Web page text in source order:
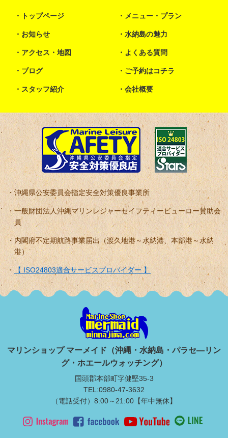
トップページ メニュー・プラン
お知らせ 水納島の魅力
アクセス・地図 よくある質問
ブログ ご予約はコチラ
スタッフ紹介 会社概要
沖縄県公安委員会指定安全対策優良事業所
一般財団法人沖縄マリンレジャーセイフティービューロー賛助会
員
内閣府不定期航路事業届出（渡久地港～水納港、本部港～水納
港）
【 ISO24803適合サービスプロバイダー 】
マリンショップ マーメイド（沖縄・水納島・パラセ―リン
グ・ホエールウォッチング）
国頭郡本部町字健堅35-3
TEL:0980-47-3632
（電話受付）8:00～21:00【年中無休】